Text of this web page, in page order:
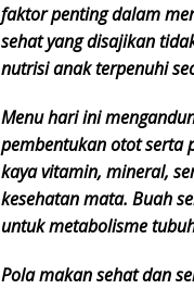
faktor penting dalam
sehat yang disajikan
nutrisi anak terpenuhi
Menu hari ini
pembentukan otot serta
kaya vitamin, mineral,
kesehatan mata. Buah
untuk metabolisme
Pola makan sehat dan